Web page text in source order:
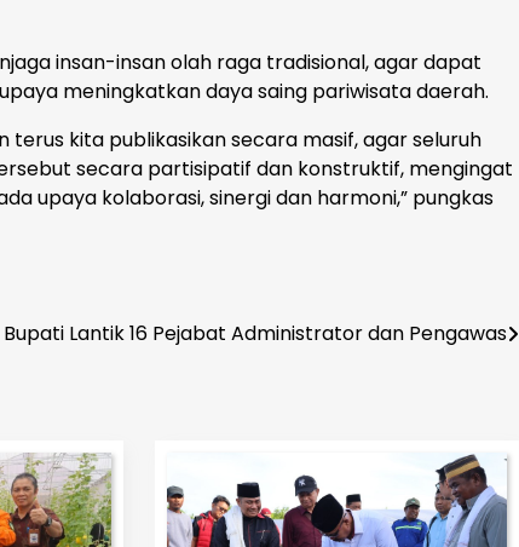
insan-insan olah raga tradisional, agar dapat
meningkatkan daya saing pariwisata daerah.
kita publikasikan secara masif, agar seluruh
secara partisipatif dan konstruktif, mengingat
upaya kolaborasi, sinergi dan harmoni,” pungkas
Bupati Lantik 16 Pejabat Administrator dan Pengawas